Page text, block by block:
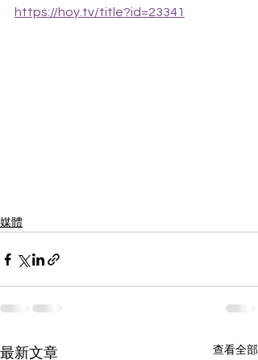
https://hoy.tv/title?id=23341
媒體
最新文章 查看全部